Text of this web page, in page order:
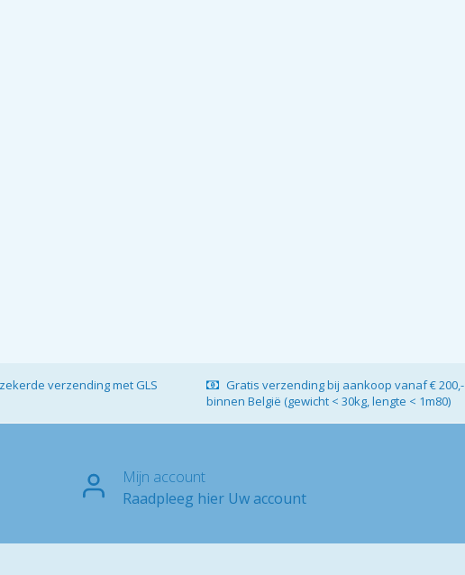
verzending met GLS
Gratis verzending bij aankoop vanaf € 200,-
binnen België (gewicht < 30kg, lengte < 1m80)
Mijn account
Raadpleeg hier Uw account